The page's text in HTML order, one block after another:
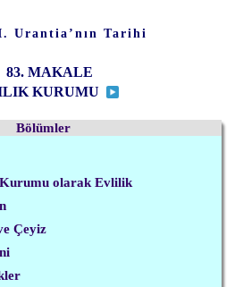
Urantia’nın Tarihi
83. MAKALE
KURUMU
Bölümler
olarak Evlilik
Çeyiz